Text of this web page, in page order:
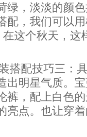
绿，淡淡的颜
配，我们可以
这个秋天，这
搭配技巧三：
出明星气质。
裤，配上白色
亮点。也让穿